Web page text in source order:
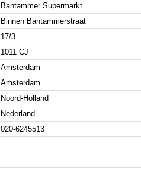
Bantammer Supermarkt
Binnen Bantammerstraat
17/3
1011 CJ
Amsterdam
Amsterdam
Noord-Holland
Nederland
020-6245513